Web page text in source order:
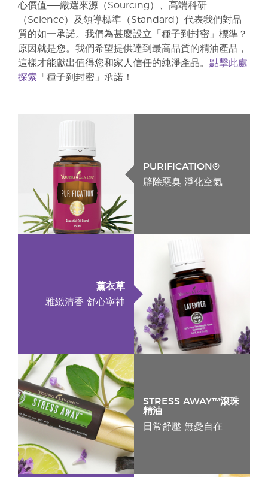
心價值——嚴選來源（Sourcing）、高端科研
（Science）及領導標準（Standard）代表我們對品
質的如一承諾。我們為甚麼設立「種子到封密」標準？
原因就是您。我們希望提供達到最高品質的精油產品，
這樣才能獻出值得您和家人信任的純淨產品。 點擊此處
探索 「種子到封密」承諾！
PURIFICATION®
辟除惡臭 淨化空氣
薰衣草
雅緻清香 舒心寧神
STRESS AWAY™滾珠
精油
日常舒壓 無憂自在